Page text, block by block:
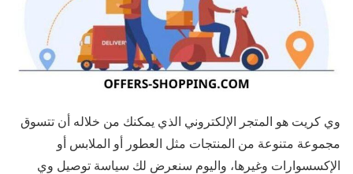
وي كريت هو المتجر الإلكتروني الذي يمكنك من خلاله أن تتسوق
مجموعة متنوعة من المنتجات مثل العطور أو الملابس أو
الإكسسوارات وغيرها، واليوم سنعرض لك سياسة توصيل وي